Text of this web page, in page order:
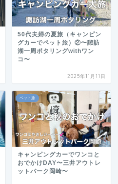
50代夫婦の夏旅（キャンピン
グカーでペット旅）②〜諏訪
湖一周ポタリングwithワン
コ〜
2025年11月11日
ペット旅
キャンピングカーでワンコと
おでかけDAY〜三井アウトレ
ットパーク岡崎〜